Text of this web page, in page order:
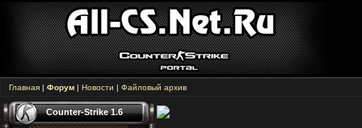
Главная | Форум | Новости | Файловый архив
Counter-Strike 1.6